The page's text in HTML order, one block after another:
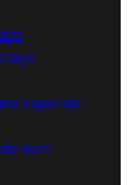
Esperas
Som